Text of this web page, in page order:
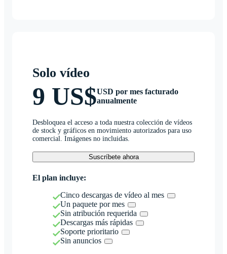
Solo vídeo
9 US$USD por mes facturado
anualmente
Desbloquea el acceso a toda nuestra colección de vídeos
de stock y gráficos en movimiento autorizados para uso
comercial. Imágenes no incluidas.
Suscríbete ahora
El plan incluye:
Cinco descargas de vídeo al mes
Un paquete por mes
Sin atribución requerida
Descargas más rápidas
Soporte prioritario
Sin anuncios